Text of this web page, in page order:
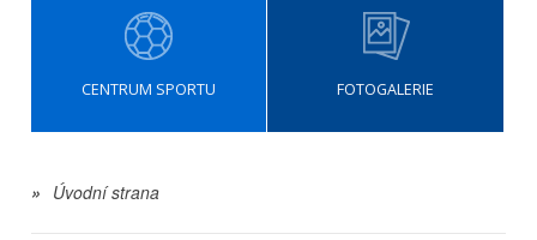
CENTRUM SPORTU FOTOGALERIE
» Úvodní strana